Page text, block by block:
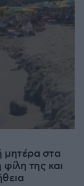
μητέρα στα
της και